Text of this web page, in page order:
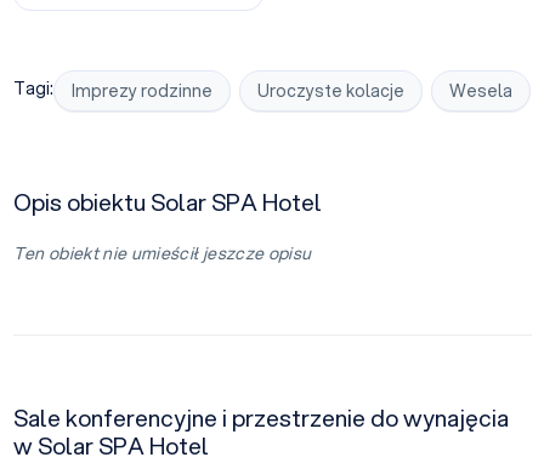
Tagi: Imprezy rodzinne Uroczyste kolacje Wesela
Opis obiektu Solar SPA Hotel
Ten obiekt nie umieścił jeszcze opisu
Sale konferencyjne i przestrzenie do wynajęcia
w Solar SPA Hotel